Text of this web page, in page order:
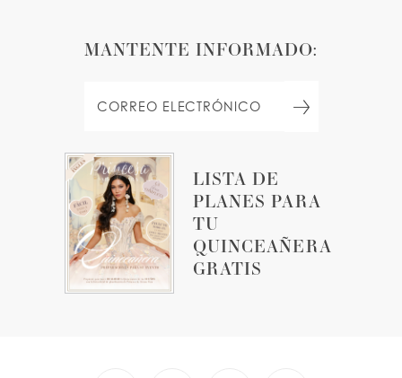
LISTA DE
PLANES PARA
TU
QUINCEAÑERA
GRATIS
MANTENTE INFORMADO: